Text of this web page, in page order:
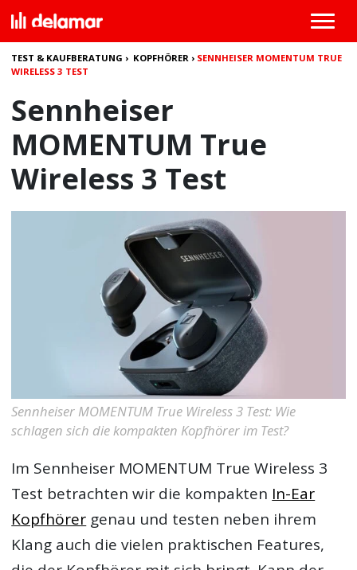
TEST & KAUFBERATUNG › KOPFHÖRER › SENNHEISER MOMENTUM TRUE
WIRELESS 3 TEST
Sennheiser
MOMENTUM True
Wireless 3 Test
Sennheiser MOMENTUM True Wireless 3 Test: Wie
schlagen sich die kompakten Kopfhörer im Test?
Im Sennheiser MOMENTUM True Wireless 3
Test betrachten wir die kompakten In-Ear
Kopfhörer genau und testen neben ihrem
Klang auch die vielen praktischen Features,